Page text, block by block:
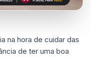
na hora de cuidar das
de ter uma boa